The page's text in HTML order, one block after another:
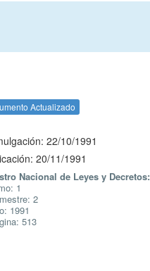
Actualizado
22/10/1991
20/11/1991
Nacional de Leyes y Decretos:
1
2
1991
513